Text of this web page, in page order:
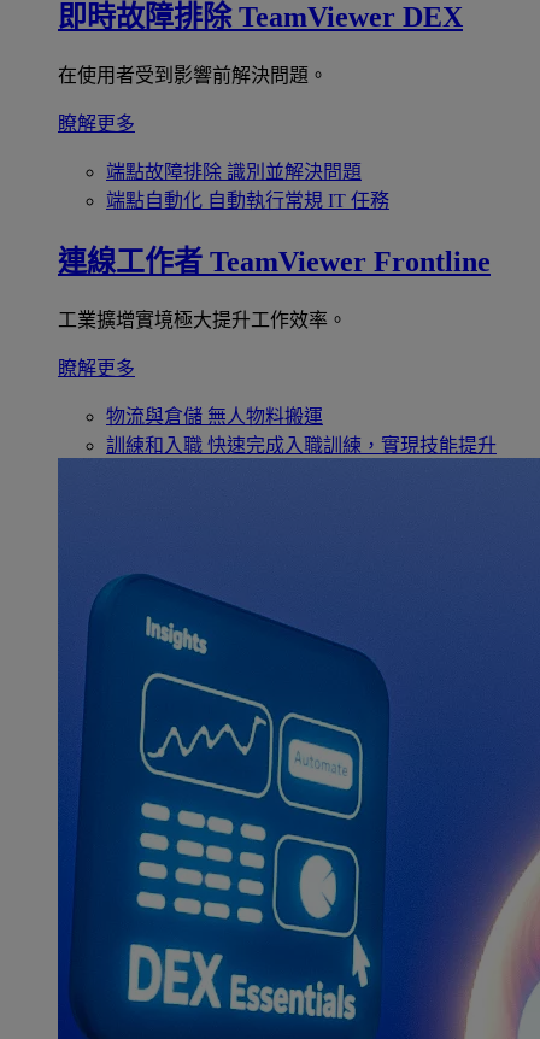
即時故障排除 TeamViewer DEX
在使用者受到影響前解決問題。
瞭解更多
端點故障排除 識別並解決問題
端點自動化 自動執行常規 IT 任務
連線工作者 TeamViewer Frontline
工業擴增實境極大提升工作效率。
瞭解更多
物流與倉儲 無人物料搬運
訓練和入職 快速完成入職訓練，實現技能提升